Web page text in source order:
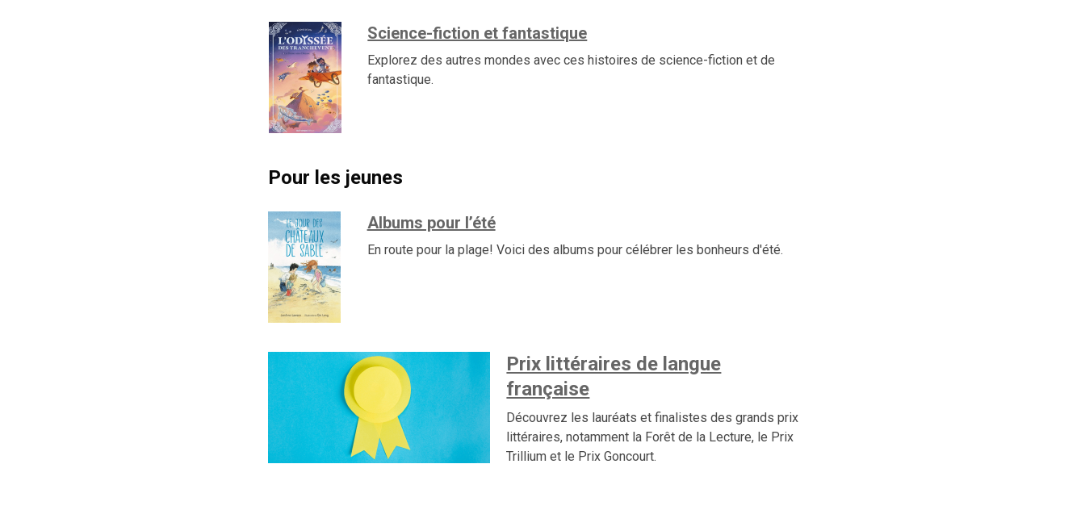
Science-fiction et fantastique
Explorez des autres mondes avec ces histoires de science-fiction et de
fantastique.
Pour les jeunes
Albums pour l’été
En route pour la plage! Voici des albums pour célébrer les bonheurs d'été.
Prix littéraires de langue
française
Découvrez les lauréats et finalistes des grands prix
littéraires, notamment la Forêt de la Lecture, le Prix
Trillium et le Prix Goncourt.